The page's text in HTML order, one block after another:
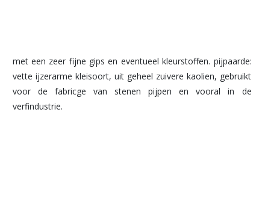
met een zeer fijne gips en eventueel kleurstoffen. pijpaarde:
verfindustrie.